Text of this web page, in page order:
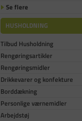
Se flere
HUSHOLDNING
Tilbud Husholdning
Rengøringsartikler
Rengøringsmidler
Drikkevarer og konfekture
Borddækning
Personlige værnemidler
Arbejdstøj